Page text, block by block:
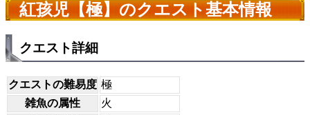
紅孩児【極】のクエスト基本情報
クエスト詳細
クエストの難易度 極
雑魚の属性
火